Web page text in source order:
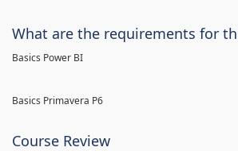
What are the requirements for
Basics Power BI
Basics Primavera P6
Course Review